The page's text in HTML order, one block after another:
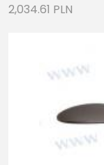
2,034.61 PLN